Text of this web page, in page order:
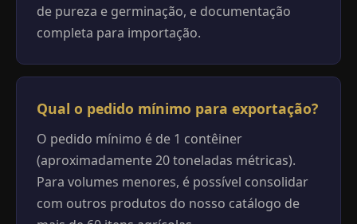
de pureza e germinação, e documentação
completa para importação.
Qual o pedido mínimo para exportação?
O pedido mínimo é de 1 contêiner
(aproximadamente 20 toneladas métricas).
Para volumes menores, é possível consolidar
com outros produtos do nosso catálogo de